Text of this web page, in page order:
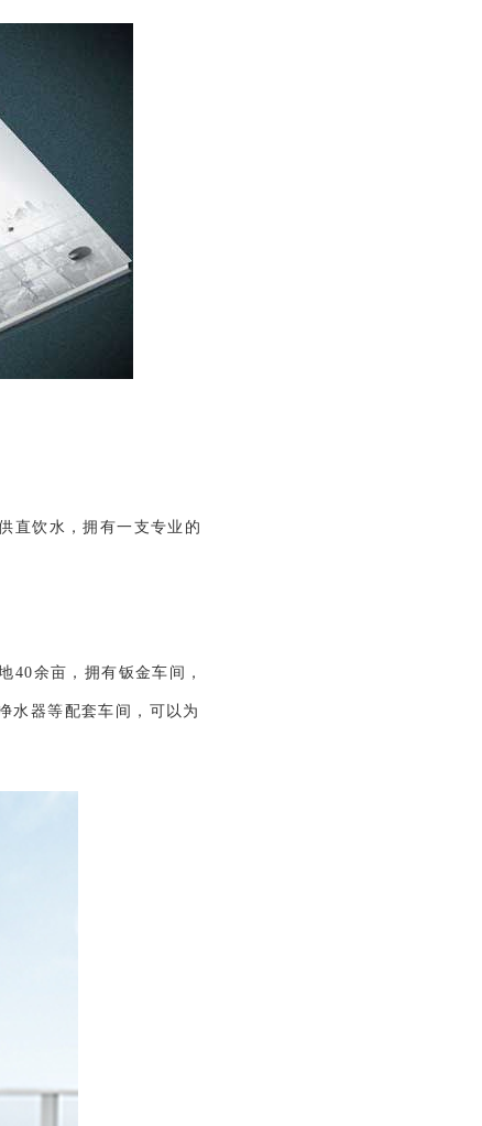
直饮水，拥有一支专业的
40余亩，拥有钣金车间，
水器等配套车间，可以为